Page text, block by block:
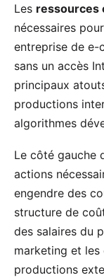
Les ressources
nécessaires
entreprise de e-
sans un accès
principaux
productions
algorithmes
Le côté gauche
actions
engendre des
structure de
des salaires du
marketing et
productions